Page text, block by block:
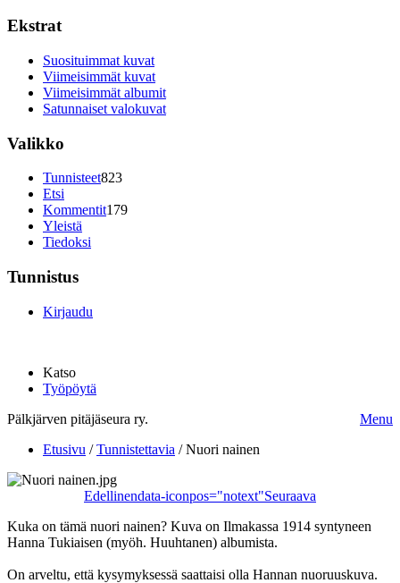
Ekstrat
Suosituimmat kuvat
Viimeisimmät kuvat
Viimeisimmät albumit
Satunnaiset valokuvat
Valikko
Tunnisteet823
Etsi
Kommentit179
Yleistä
Tiedoksi
Tunnistus
Kirjaudu
Katso
Työpöytä
Pälkjärven pitäjäseura ry.
Menu
Etusivu /Tunnistettavia /Nuori nainen
Edellinendata-iconpos="notext"Seuraava
Kuka on tämä nuori nainen? Kuva on Ilmakassa 1914 syntyneen
Hanna Tukiaisen (myöh. Huuhtanen) albumista.
On arveltu, että kysymyksessä saattaisi olla Hannan nuoruuskuva.